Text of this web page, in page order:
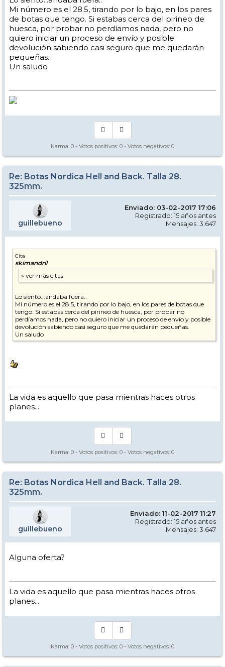
Mi número es el 28.5, tirando por lo bajo, en los pares
de botas que tengo. Si estabas cerca del pirineo de
huesca, por probar no perdíamos nada, pero no
quiero iniciar un proceso de envío y posible
devolución sabiendo casi seguro que me quedarán
pequeñas.
Un saludo
Karma: 0 - Votos positivos: 0 - Votos negativos: 0
Re: Botas Nordica Hell and Back. Talla 28.
325mm.
guillebueno
Enviado: 03-02-2017 17:06
Registrado: 15 años antes
Mensajes: 3.647
Cita
skimandril
Lo siento...andaba fuera..
Mi número es el 28.5, tirando por lo bajo, en los pares de botas que
tengo. Si estabas cerca del pirineo de huesca, por probar no
perdíamos nada, pero no quiero iniciar un proceso de envío y posible
devolución sabiendo casi seguro que me quedarán pequeñas.
Un saludo
La vida es aquello que pasa mientras haces otros
planes...
Karma: 0 - Votos positivos: 0 - Votos negativos: 0
Re: Botas Nordica Hell and Back. Talla 28.
325mm.
guillebueno
Enviado: 11-02-2017 11:27
Registrado: 15 años antes
Mensajes: 3.647
Alguna oferta?
La vida es aquello que pasa mientras haces otros
planes...
Karma: 0 - Votos positivos: 0 - Votos negativos: 0